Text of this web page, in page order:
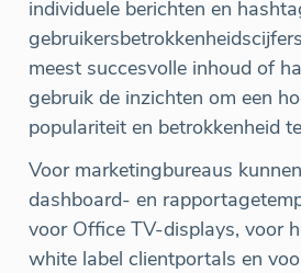
individuele berichten en
meest succesvolle inhoud of
gebruik de inzichten om een
populariteit en betrokkenheid
Voor marketingbureaus
dashboard- en
voor Office TV-displays, voor
white label clientportals en